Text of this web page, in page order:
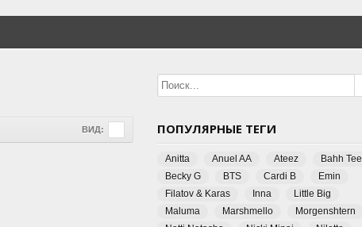
ВИД: ПОПУЛЯРНЫЕ ТЕГИ
Anitta Anuel AA Ateez
Bahh Tee
Becky G
BTS Cardi B
Emin
Filatov & Karas
Inna
Little Big
Maluma
Marshmello
Morgenshtern